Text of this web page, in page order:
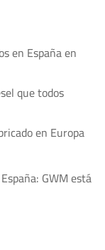
en España en
que todos
en Europa
GWM está